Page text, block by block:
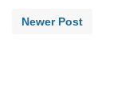
Newer Post